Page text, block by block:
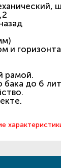
и
рамой.
бака до 6